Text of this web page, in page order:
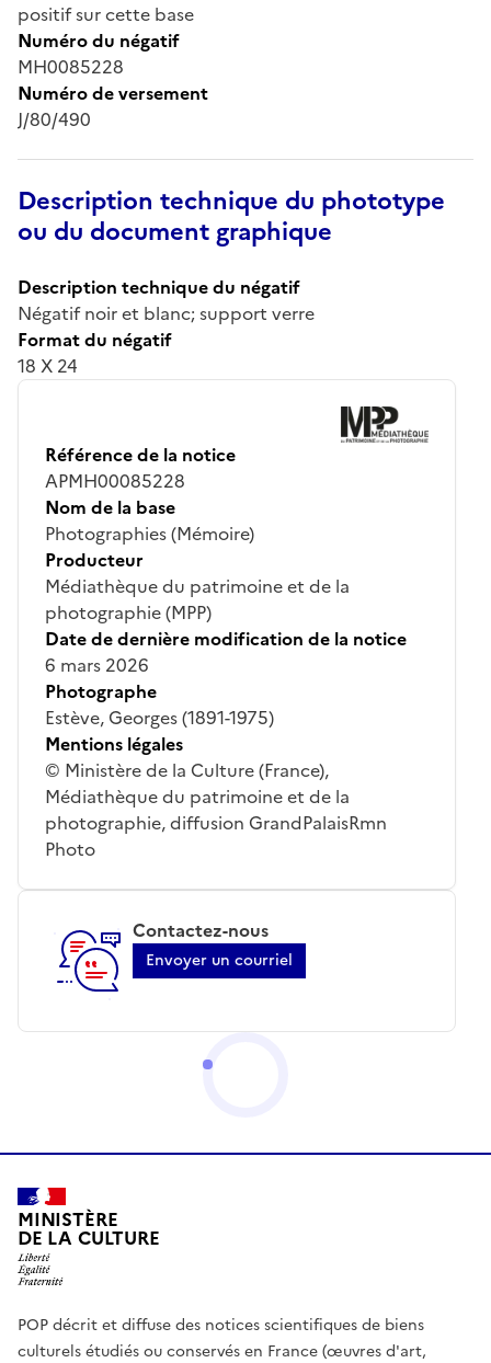
positif sur cette base
Numéro du négatif
MH0085228
Numéro de versement
J/80/490
Description technique du phototype
ou du document graphique
Description technique du négatif
Négatif noir et blanc; support verre
Format du négatif
18 X 24
Référence de la notice
APMH00085228
Nom de la base
Photographies (Mémoire)
Producteur
Médiathèque du patrimoine et de la
photographie (MPP)
Date de dernière modification de la notice
6 mars 2026
Photographe
Estève, Georges (1891-1975)
Mentions légales
© Ministère de la Culture (France),
Médiathèque du patrimoine et de la
photographie, diffusion GrandPalaisRmn
Photo
Contactez-nous
Envoyer un courriel
MINISTÈRE
DE LA CULTURE
POP décrit et diffuse des notices scientifiques de biens
culturels étudiés ou conservés en France (œuvres d'art,